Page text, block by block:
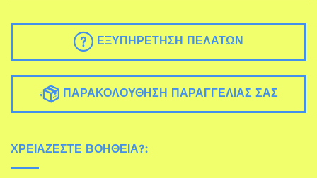
ΕΞΥΠΗΡΈΤΗΣΗ ΠΕΛΑΤΏΝ
ΠΑΡΑΚΟΛΟΎΘΗΣΗ ΠΑΡΑΓΓΕΛΊΑΣ ΣΑΣ
ΧΡΕΙΆΖΕΣΤΕ ΒΟΉΘΕΙΑ?: